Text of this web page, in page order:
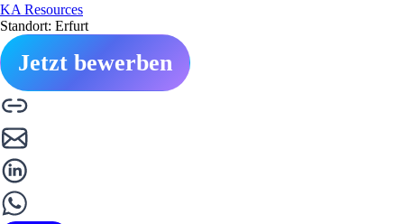
KA Resources
Standort: Erfurt
Jetzt bewerben